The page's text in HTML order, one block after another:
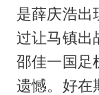
是薛庆浩出
过让马镇出
邵佳一国足
遗憾。好在